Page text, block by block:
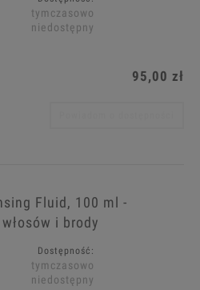
tymczasowo
niedostępny
95,00 zł
Fluid, 100 ml -
i brody
Dostępność:
tymczasowo
niedostępny